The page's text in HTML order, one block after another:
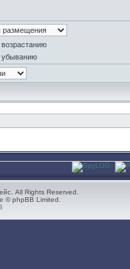
возрастанию
убыванию
All Rights Reserved.
© phpBB Limited.